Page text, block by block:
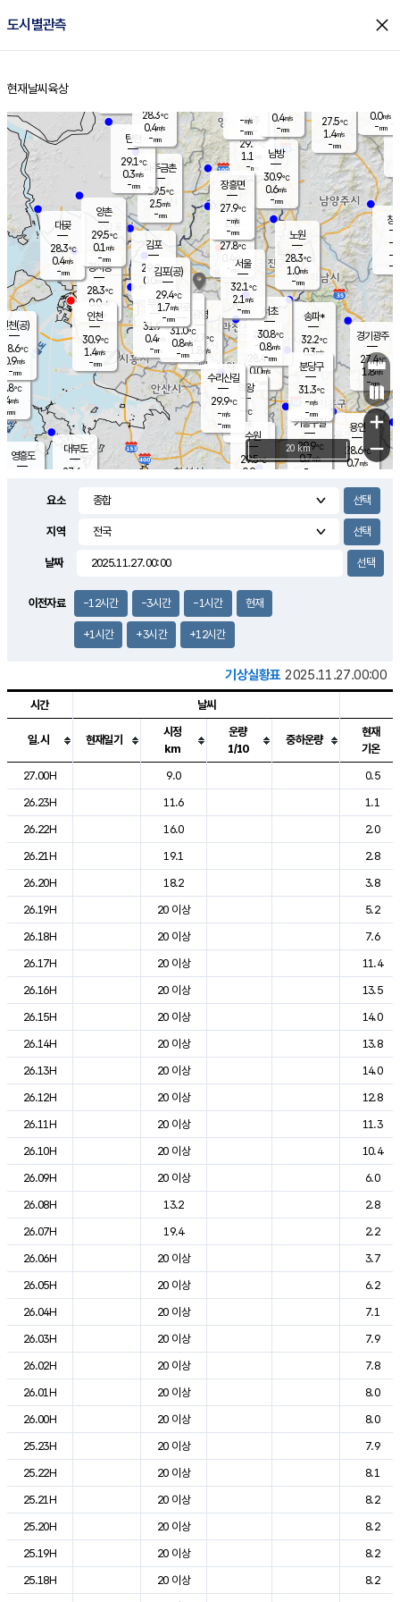
도시별관측 close
홈
현재날씨 육상
의도
℃
m/s
mm
영흥도
양주
29.7℃
1.1
-mm
과천
28.4℃
0.0m/s
- mm
용인
28.6℃
0.7m/s
경기광주
27.4℃
1.8m/s
-mm
0.2m/s
대부도
27.6
경서동
28.3℃
0.0m/s
-mm
파주금촌
29.5℃
2.5m/s
-mm
27.5℃
1.4m/s
-mm
대곶
28.3℃
0.4m/s
-mm
창
-
-m/
-
탄현
29.1℃
0.3m/s
-mm
0.0m/s
-mm
의왕
- ℃
m/s
mm
김포
29.9℃
0.0 m/s
mm
광명
32.7 ℃
1.8 m/s
-mm
부천
31.9℃
0.4m/s
-mm
양촌
29.5℃
0.1 m/s
-mm
구로
31.0℃
0.8m/s
-mm
은평
27.8℃
0.4 m/s
- mm
노원
28.3℃
1.0m/s
-mm
송파*
32.2℃
0.3m/s
-mm
서초
30.8℃
0.8m/s
-mm
남방
30.9℃
0.6m/s
-mm
기흥구갈
29.9℃
0.7m/s
-
수리산길
29.9℃
-m/s
-mm
분당구
31.3℃
-m/s
-mm
장흥면
27.9℃
-m/s
-mm
-m/s
-mm
인천(공)
28.6℃
0.9m/s
-mm
김포(공)
29.4℃
1.7m/s
-mm
수원
29.5℃
0.9m/s
인천
30.9℃
1.4m/s
-mm
서울
32.1℃
2.1 m/s
-mm
28.3℃
0.4m/s
-mm
0.4m/s
-mm
+
−
20 km
요소
지역
날짜
이전자료 -12시간 -3시간 -1시간 현재
+1시간 +3시간 +12시간
기상실황표 2025.11.27.00:00
도시별 기상실황표로 지점, 날씨, 기온, 강수, 바람, 기압등을 안내한 표입
시간 날씨
일.시 현재일기
시정
km
운량
1/10
중하운량
현재
기온
27.00H
9.0
0.5
26.23H
11.6
1.1
26.22H
16.0
2.0
26.21H
19.1
2.8
26.20H
18.2
3.8
26.19H
20 이상
5.2
26.18H
20 이상
7.6
26.17H
20 이상
11.4
26.16H
20 이상
13.5
26.15H
20 이상
14.0
26.14H
20 이상
13.8
26.13H
20 이상
14.0
26.12H
20 이상
12.8
26.11H
20 이상
11.3
26.10H
20 이상
10.4
26.09H
20 이상
6.0
26.08H
13.2
2.8
26.07H
19.4
2.2
26.06H
20 이상
3.7
26.05H
20 이상
6.2
26.04H
20 이상
7.1
26.03H
20 이상
7.9
26.02H
20 이상
7.8
26.01H
20 이상
8.0
26.00H
20 이상
8.0
25.23H
20 이상
7.9
25.22H
20 이상
8.1
25.21H
20 이상
8.2
25.20H
20 이상
8.2
25.19H
20 이상
8.2
25.18H
20 이상
8.2